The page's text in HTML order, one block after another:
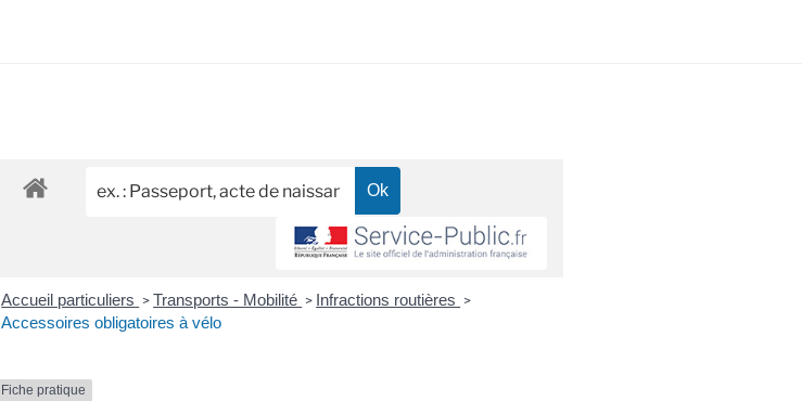
Accueil particuliers >Transports - Mobilité > Infractions routières >
Accessoires obligatoires à vélo
Fiche pratique